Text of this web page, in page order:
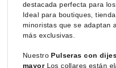
destacada perfecta para
Ideal para boutiques,
minoristas que se adaptan
más exclusivas.
Nuestro Pulseras con
mayorLos collares están